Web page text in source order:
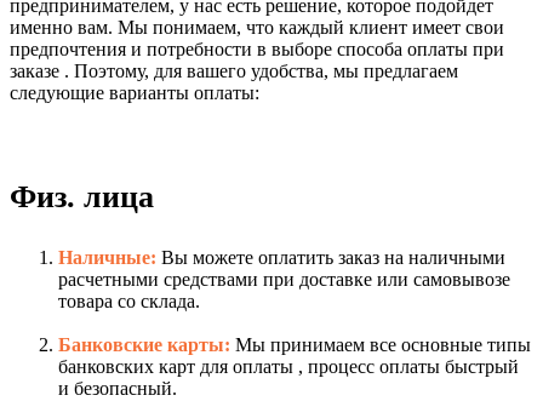
предпринимателем, у нас есть решение, которое подойдет
именно вам. Мы понимаем, что каждый клиент имеет свои
предпочтения и потребности в выборе способа оплаты при
заказе . Поэтому, для вашего удобства, мы предлагаем
следующие варианты оплаты:
Физ. лица
Наличные: Вы можете оплатить заказ на наличными
расчетными средствами при доставке или самовывозе
товара со склада.
Банковские карты: Мы принимаем все основные типы
банковских карт для оплаты , процесс оплаты быстрый
и безопасный.